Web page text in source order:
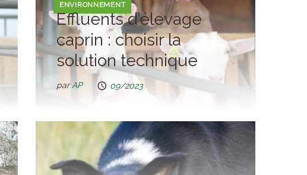
ENVIRONNEMENT
Effluents d’élevage
caprin : choisir la
solution technique
adaptée
parAP 09/2023